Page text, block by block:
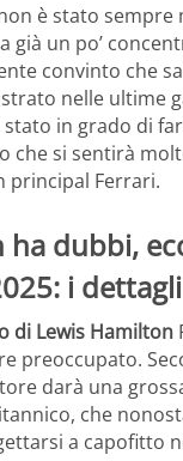
è stato
già un po’
convinto che
nelle ultime
stato in grado di
che si sentirà
principal Ferrari.
ha dubbi,
i dettagli
di Lewis Hamilton
preoccupato.
darà una
che
a capofitto